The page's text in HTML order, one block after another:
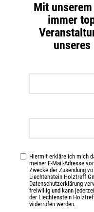
Artikelnummer: 16043016
Bretter, Pfosten
Druckimprägniertes Bauholz
geeignet für den
Einsatz: Zäune, Balkone,
Zusätzliche Information
Mit
immer
unseres
Hiermit erkläre ich mich
meiner E-Mail-Adresse
Zwecke der Zusendung
Liechtenstein Holztreff
Datenschutzerklärung
freiwillig und kann
der Liechtenstein
widerrufen werden.